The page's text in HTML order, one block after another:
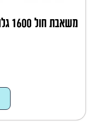
משאבת חול 1600 גלון לניקוי המים BESTWAY 58497